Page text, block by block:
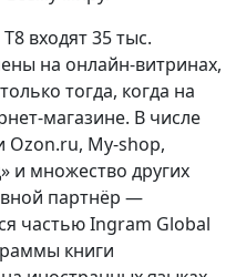
входят 35 тыс.
на онлайн-витринах,
тогда, когда на
магазине. В числе
Ozon.ru, My-shop,
и множество других
партнёр —
частью Ingram Global
книги